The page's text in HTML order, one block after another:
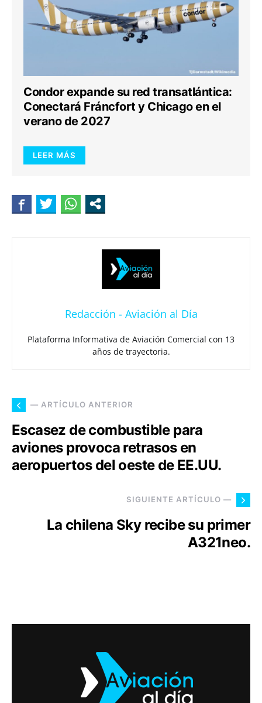
Condor expande su red transatlántica:
Conectará Fráncfort y Chicago en el
verano de 2027
LEER MÁS
Redacción - Aviación al Día
Plataforma Informativa de Aviación Comercial con 13
años de trayectoria.
— ARTÍCULO ANTERIOR
Escasez de combustible para
aviones provoca retrasos en
aeropuertos del oeste de EE.UU.
SIGUIENTE ARTÍCULO —
La chilena Sky recibe su primer
A321neo.